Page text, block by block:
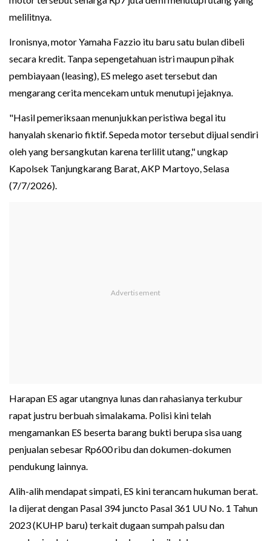
melilitnya.
Ironisnya, motor Yamaha Fazzio itu baru satu bulan dibeli
secara kredit. Tanpa sepengetahuan istri maupun pihak
pembiayaan (leasing), ES melego aset tersebut dan
mengarang cerita mencekam untuk menutupi jejaknya.
"Hasil pemeriksaan menunjukkan peristiwa begal itu
hanyalah skenario fiktif. Sepeda motor tersebut dijual sendiri
oleh yang bersangkutan karena terlilit utang," ungkap
Kapolsek Tanjungkarang Barat, AKP Martoyo, Selasa
(7/7/2026).
Harapan ES agar utangnya lunas dan rahasianya terkubur
rapat justru berbuah simalakama. Polisi kini telah
mengamankan ES beserta barang bukti berupa sisa uang
penjualan sebesar Rp600 ribu dan dokumen-dokumen
pendukung lainnya.
Alih-alih mendapat simpati, ES kini terancam hukuman berat.
Ia dijerat dengan Pasal 394 juncto Pasal 361 UU No. 1 Tahun
2023 (KUHP baru) terkait dugaan sumpah palsu dan